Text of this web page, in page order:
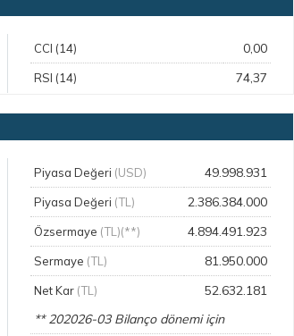
CCI (14) 0,00
RSI (14) 74,37
Piyasa Değeri (USD) 49.998.931
Piyasa Değeri (TL) 2.386.384.000
Özsermaye (TL)(**) 4.894.491.923
Sermaye (TL) 81.950.000
Net Kar (TL)
52.632.181
** 202026-03 Bilanço dönemi için